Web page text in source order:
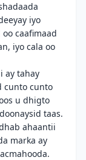
iyo
caafimaad
iyo cala oo
ay tahay
cunto cunto
u dhigto
taas.
ahaantii
marka ay